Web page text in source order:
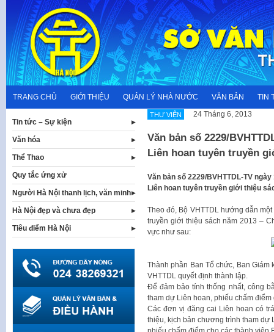
content
TRANG CHỦ GIỚI THIỆU QUẢN LÝ NHÀ NƯỚC VĂN BẢN TIN
THƯ VIỆN 24 Tháng 6, 2013
Văn bản số 2229/
Liên hoan tuyên truyền
​Văn bản số 2229/BVHTTDL-TV
Liên hoan tuyên truyền giới thiệu
Theo đó, Bộ VHTTDL hướng dẫn
truyền giới thiệu sách năm 2013 –
vực như sau:​
Thành phần Ban Tổ chức, Ban
VHTTDL quyết định thành lập.
Để đảm bảo tính thống nhất, công
tham dự Liên hoan, phiếu chấm
Các đơn vị đăng cai Liên hoan có
thiệu, kịch bản chương trình tham dự
Tin tức – Sự kiện
Văn hóa
Thể Thao
Quy tắc ứng xử
Người Hà Nội thanh lịch, văn minh
Hà Nội đẹp và chưa đẹp
Tiêu điểm Hà Nội